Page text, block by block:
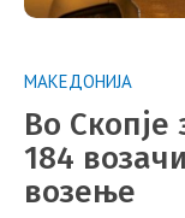
МАКЕДОНИЈА
Во Скопје
184
возење